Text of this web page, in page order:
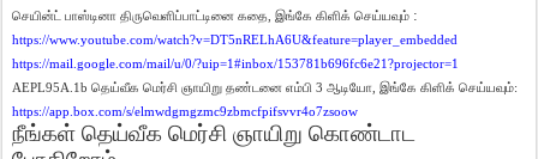
செயின்ட் பாஸ்டினா திருவெளிப்பாட்டினை கதை இங்கே கிளிக் செய்யவும் :
https://www.youtube.com/watch?v=DT5nRELhA6U&feature=player_embedded
https://mail.google.com/mail/u/0/?uip=1#inbox/153781b696fc6e21?projector=1
AEPL95A.1b தெய்வீக மெர்சி ஞாயிறு தண்டனை எம்பி 3 ஆடியோ இங்கே கிளிக் செய்யவும்:
https://app.box.com/s/elmwdgmgzmc9zbmcfpifsvvr4o7zsoow
நீங்கள் தெய்வீக மெர்சி ஞாயிறு கொண்டாட